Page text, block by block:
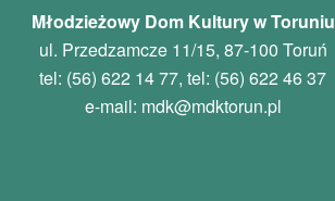
Młodzieżowy Dom Kultury w Toruniu
ul. Przedzamcze 11/15, 87-100 Toruń
tel: (56) 622 14 77, tel: (56) 622 46 37
e-mail: mdk@mdktorun.pl